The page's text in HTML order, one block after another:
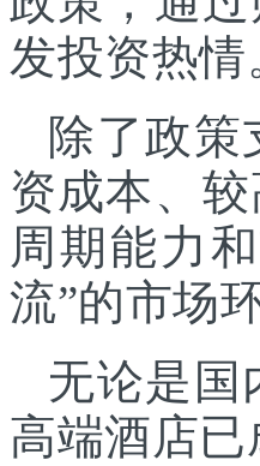
发投资热情
除了政
资成本、
周期能力
流”的市场
无论是国
高端酒店